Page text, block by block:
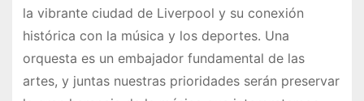
la vibrante ciudad de Liverpool y su conexión
histórica con la música y los deportes. Una
orquesta es un embajador fundamental de las
artes, y juntas nuestras prioridades serán preservar